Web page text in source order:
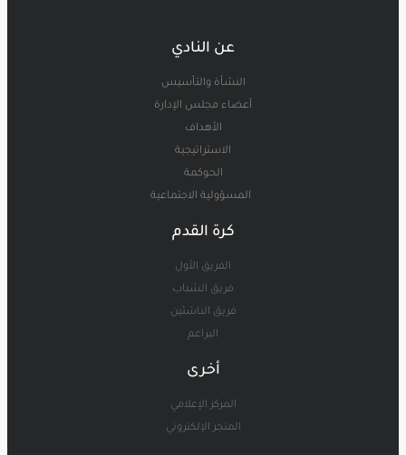
عن النادي
النشأة والتأسيس
أعضاء مجلس الإدارة
الأهداف
الاستراتيجية
الحوكمة
المسؤولية الاجتماعية
كرة القدم
الفريق الأول
فريق الشباب
فريق الناشئين
البراعم
أخرى
المركز الإعلامي
المتجر الإلكتروني